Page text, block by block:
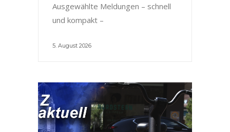
Ausgewählte Meldungen – schnell
und kompakt –
5. August 2026